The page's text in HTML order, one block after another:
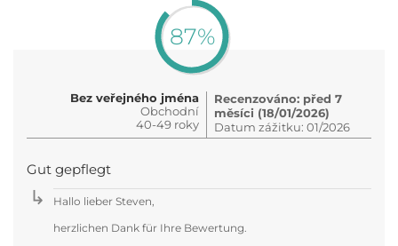
87%
Bez veřejného jména
Obchodní
40-49 roky
Recenzováno: před 7
měsíci (18/01/2026)
Datum zážitku: 01/2026
Gut gepflegt
Hallo lieber Steven,
herzlichen Dank für Ihre Bewertung.